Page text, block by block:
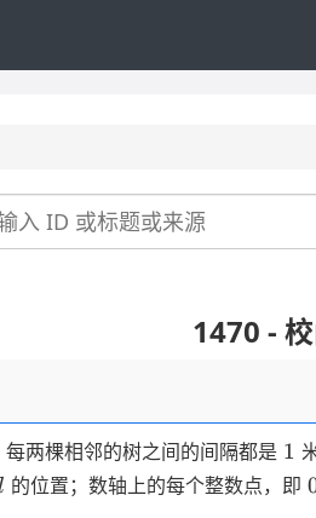
1470 -
两棵相邻的树之间的间隔都是 1
1
l 的位置；数轴上的每个整数点，即